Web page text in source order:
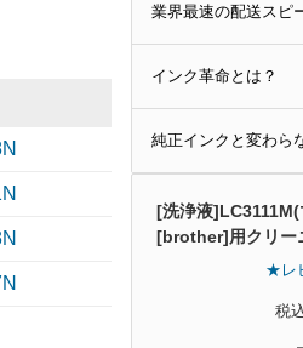
業界最速の配送スピ
インク革命とは？
純正インクと変わら
[洗浄液
[brother]用クリー
★レ
税